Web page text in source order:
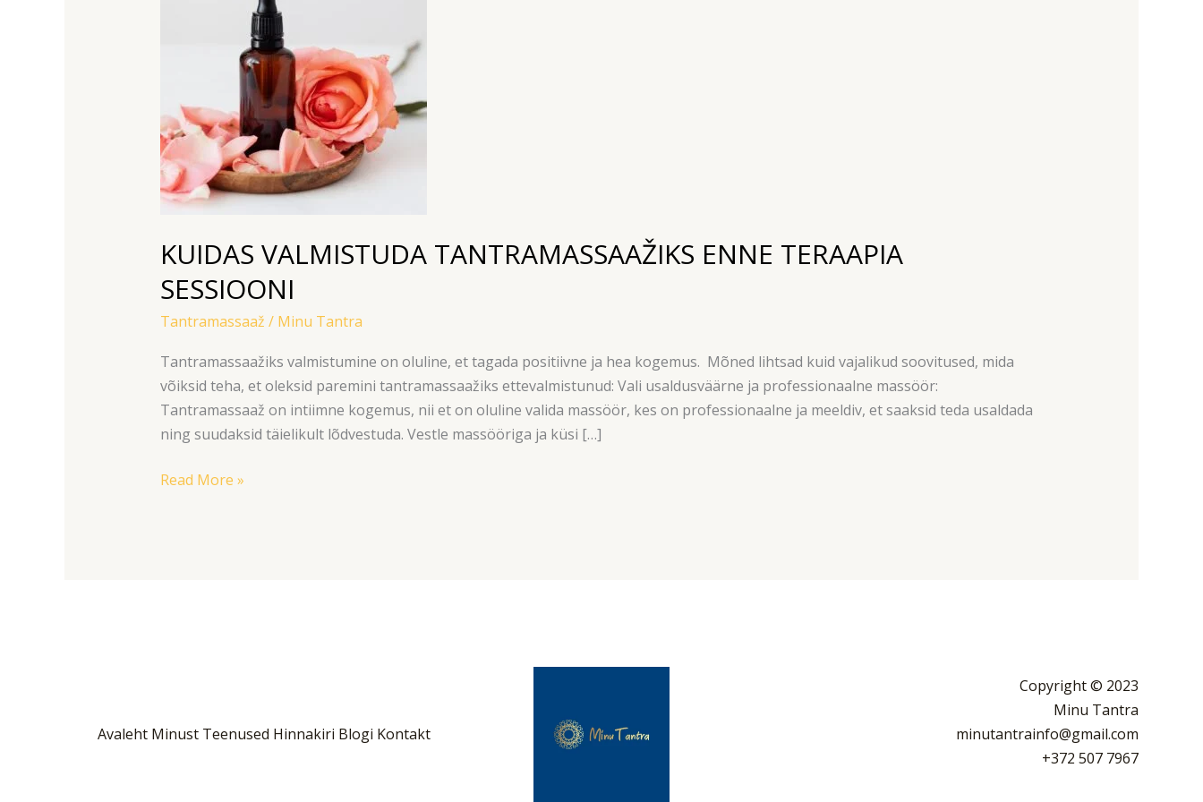
KUIDAS VALMISTUDA TANTRAMASSAAŽIKS ENNE TERAAPIA
SESSIOONI
Tantramassaaž / Minu Tantra
Tantramassaažiks valmistumine on oluline, et tagada positiivne ja hea kogemus. Mõned lihtsad kuid vajalikud soovitused, mida
võiksid teha, et oleksid paremini tantramassaažiks ettevalmistunud: Vali usaldusväärne ja professionaalne massöör:
Tantramassaaž on intiimne kogemus, nii et on oluline valida massöör, kes on professionaalne ja meeldiv, et saaksid teda usaldada
ning suudaksid täielikult lõdvestuda. Vestle massööriga ja küsi […]
TANTRAMASSAAŽIKS
Read More »
Avaleht Minust Teenused Hinnakiri Blogi Kontakt
Copyright © 2023
Minu Tantra
minutantrainfo@gmail.com
+372 507 7967